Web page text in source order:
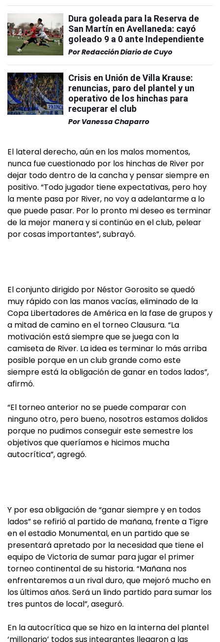
Dura goleada para la Reserva de
San Martín en Avellaneda: cayó
goleado 9 a 0 ante Independiente
PorRedacción Diario de Cuyo
Crisis en Unión de Villa Krause:
renuncias, paro del plantel y un
operativo de los hinchas para
recuperar el club
Por Vanessa Chaparro
El lateral derecho, aún en los malos momentos,
nunca fue cuestionado por los hinchas de River por
dejar todo dentro de la cancha y pensar siempre en
positivo. “Todo jugador tiene expectativas, pero hoy
la mente pasa por River, no voy a adelantarme a lo
que puede pasar. Por lo pronto mi deseo es terminar
de la mejor manera y si continúo en el club, pelear
por cosas importantes”, subrayó.
El conjunto dirigido por Néstor Gorosito se quedó
muy rápido con las manos vacías, eliminado de la
Copa Libertadores de América en la fase de grupos y
a mitad de camino en el torneo Clausura. “La
motivación está siempre que se juega con la
camiseta de River. La idea es terminar lo más arriba
posible porque en un club grande como este
siempre está la obligación de ganar en todos lados”,
afirmó.
“El torneo anterior no se puede comparar con
ninguno otro, pero bueno, nosotros estamos dolidos
porque no pudimos conseguir este semestre los
objetivos que queríamos e hicimos mucha
autocrítica”, agregó.
Y por esa obligación de “ganar siempre y en todos
lados” se refirió al partido de mañana, frente a Tigre
en el estadio Monumental, en un partido que se
presentará apretado por la necesidad que tiene el
equipo de Victoria de sumar para jugar el primer
torneo continental de su historia. “Mañana nos
enfrentaremos a un rival duro, que mejoró mucho en
los últimos años. Será un lindo partido para sumar los
tres puntos de local”, aseguró.
En la autocrítica que se hizo en la interna del plantel
‘millonario’ todos sus integrantes llegaron a las